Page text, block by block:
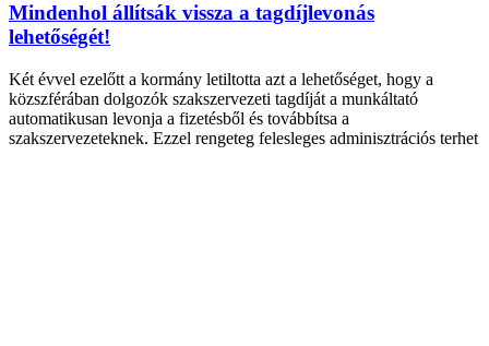
Mindenhol állítsák vissza a tagdíjlevonás
lehetőségét!
Két évvel ezelőtt a kormány letiltotta azt a lehetőséget, hogy a
közszférában dolgozók szakszervezeti tagdíját a munkáltató
automatikusan levonja a fizetésből és továbbítsa a
szakszervezeteknek. Ezzel rengeteg felesleges adminisztrációs terhet